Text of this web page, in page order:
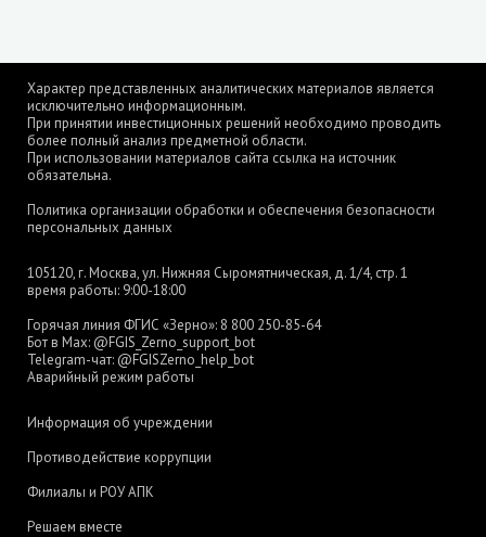
Характер представленных аналитических материалов является
исключительно информационным.
При принятии инвестиционных решений необходимо проводить
более полный анализ предметной области.
При использовании материалов сайта ссылка на источник
обязательна.
Политика организации обработки и обеспечения безопасности
персональных данных
105120, г. Москва, ул. Нижняя Сыромятническая, д. 1/4, стр. 1
время работы: 9:00-18:00
Горячая линия ФГИС «Зерно»: 8 800 250-85-64
Бот в Max: @FGIS_Zerno_support_bot
Telegram-чат: @FGISZerno_help_bot
Аварийный режим работы
Информация об учреждении
Противодействие коррупции
Филиалы и РОУ АПК
Решаем вместе